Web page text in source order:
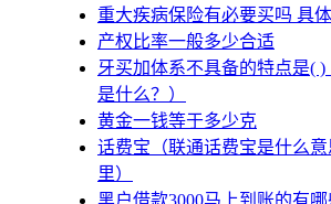
重大疾病保险有必要买吗 具
产权比率一般多少合适
牙买加体系不具备的特点是(
是什么？）
黄金一钱等于多少克
话费宝（联通话费宝是什么
里）
黑户借款3000马上到账的有